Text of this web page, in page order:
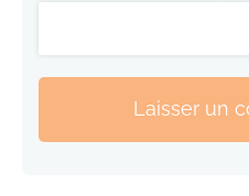
Laisser un